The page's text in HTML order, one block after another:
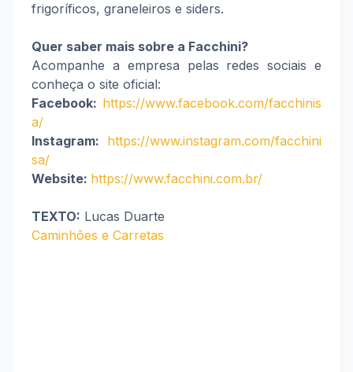
frigoríficos, graneleiros e siders.
Quer saber mais sobre a Facchini?
Acompanhe a empresa pelas redes sociais e
conheça o site oficial:
Facebook: https://www.facebook.com/facchinis
a/
Instagram: https://www.instagram.com/facchini
sa/
Website: https://www.facchini.com.br/
TEXTO: Lucas Duarte
Caminhões e Carretas